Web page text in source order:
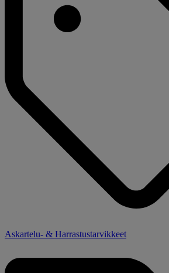
Askartelu- & Harrastustarvikkeet